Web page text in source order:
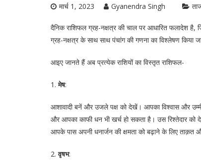
मार्च 1, 2023 Gyanendra Singh
दैनिक राशिफल ग्रह-नक्षत्र की चाल पर आधारित फलादेश
ग्रह-नक्षत्र के साथ साथ पंचांग की गणना का विश्लेषण किया
आइए जानते हैं अब प्रत्येक राशियों का विस्तृत राशिफल-
1.मेष:
आशावादी बनें और उजले पक्ष को देखें। आपका विश्वास और
और आपका काफी धन भी खर्च हो सकता है। उस रिश्तेदार
आपके पास अपनी धनार्जन की क्षमता को बढ़ाने के लिए ताक़त
2.वृषभ: